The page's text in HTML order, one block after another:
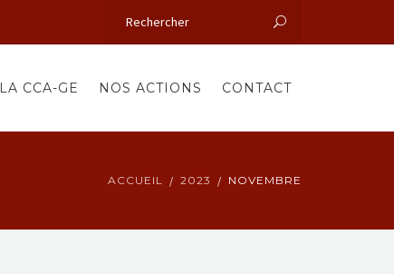
LA CCA-GE NOS ACTIONS CONTACT
ACCUEIL 2023 NOVEMBRE